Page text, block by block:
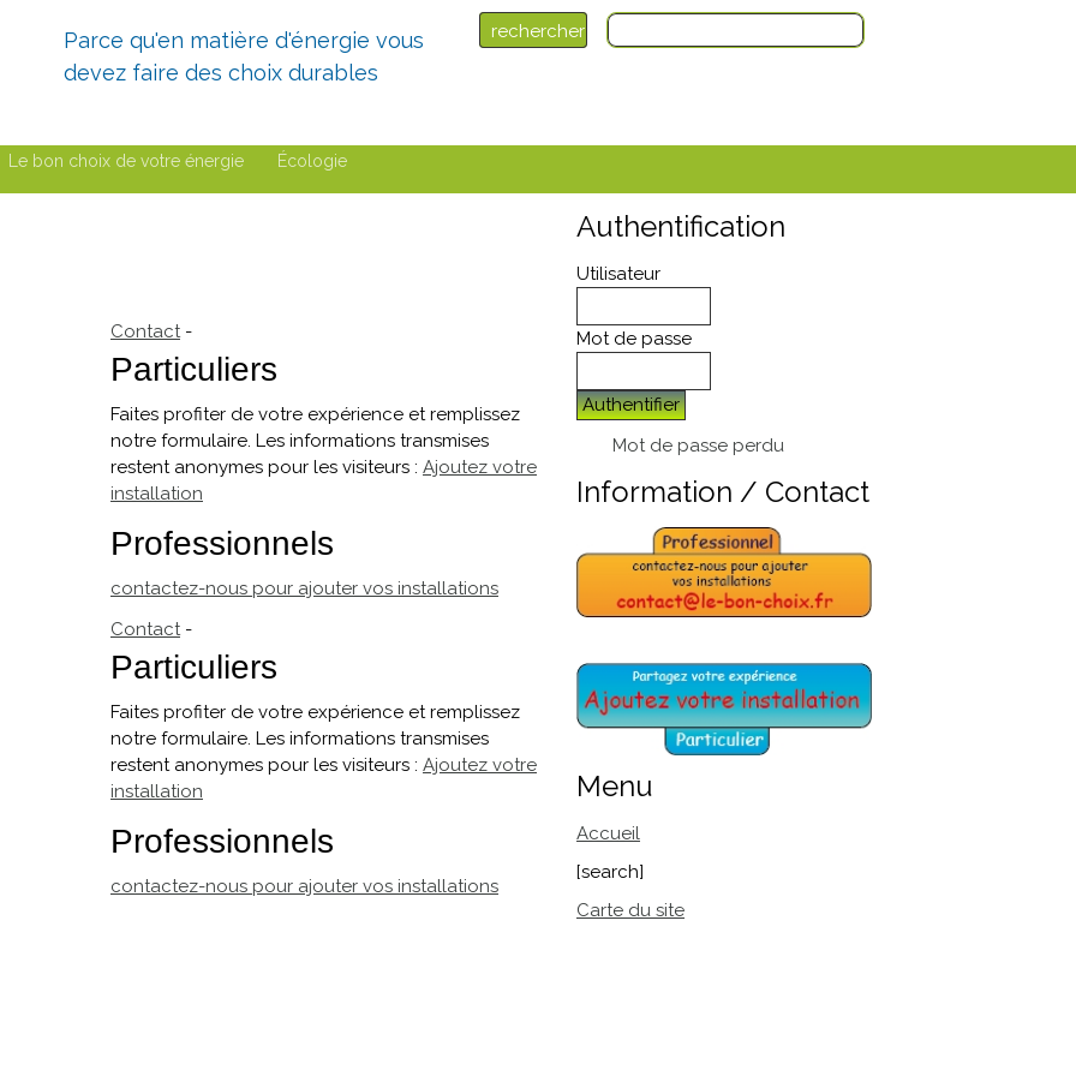
Parce qu'en matière d'énergie vous
devez faire des choix durables
Le bon choix de votre énergie Écologie
Contact-
Particuliers
Faites profiter de votre expérience et remplissez
notre formulaire. Les informations transmises
restent anonymes pour les visiteurs : Ajoutez votre
installation
Professionnels
contactez-nous pour ajouter vos installations
Contact-
Particuliers
Faites profiter de votre expérience et remplissez
notre formulaire. Les informations transmises
restent anonymes pour les visiteurs : Ajoutez votre
installation
Professionnels
contactez-nous pour ajouter vos installations
Authentification
Utilisateur
Mot de passe
Authentifier
Mot de passe perdu
Information / Contact
Menu
Accueil
[search]
Carte du site